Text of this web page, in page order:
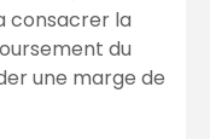
consacrer la
du
une marge de